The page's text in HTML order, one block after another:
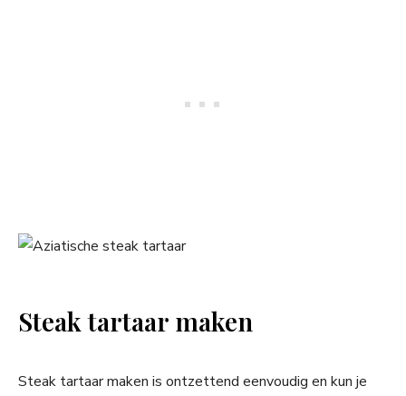
Steak tartaar maken
Steak tartaar maken is ontzettend eenvoudig en kun je